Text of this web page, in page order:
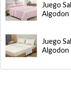
Juego
Algodon
Juego
Algodon